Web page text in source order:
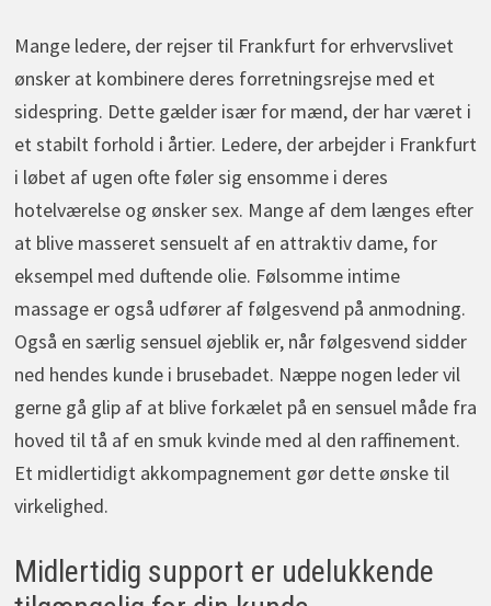
Mange ledere, der rejser til Frankfurt for erhvervslivet
ønsker at kombinere deres forretningsrejse med et
sidespring. Dette gælder især for mænd, der har været i
et stabilt forhold i årtier. Ledere, der arbejder i Frankfurt
i løbet af ugen ofte føler sig ensomme i deres
hotelværelse og ønsker sex. Mange af dem længes efter
at blive masseret sensuelt af en attraktiv dame, for
eksempel med duftende olie. Følsomme intime
massage er også udfører af følgesvend på anmodning.
Også en særlig sensuel øjeblik er, når følgesvend sidder
ned hendes kunde i brusebadet. Næppe nogen leder vil
gerne gå glip af at blive forkælet på en sensuel måde fra
hoved til tå af en smuk kvinde med al den raffinement.
Et midlertidigt akkompagnement gør dette ønske til
virkelighed.
Midlertidig support er udelukkende